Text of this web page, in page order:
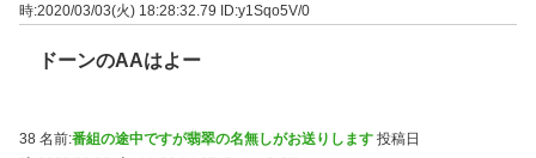
時:2020/03/03(火) 18:28:32.79 ID:y1Sqo5V/0
ドーンのAAはよー
38 名前:番組の途中ですが翡翠の名無しがお送りします 投稿日